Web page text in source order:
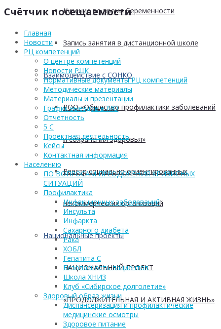
Курение во время беременности
Запись занятия в дистанционной школе
Взаимодействие с СОНКО
РОО «Общество профилактики заболеваний
и сохранения здоровья»
Реестр социально ориентированных
некоммерческих организаций
Национальные проекты
НАЦИОНАЛЬНЫЙ ПРОЕКТ
«ПРОДОЛЖИТЕЛЬНАЯ И АКТИВНАЯ ЖИЗНЬ»
Счётчик посещаемости
Главная
Новости
РЦ компетенций
О центре компетенций
Новости РЦК
Нормативные документы РЦ компетенций
Методические материалы
Материалы и презентации
График выездов в МО
Отчетность
5 С
Проектная деятельность
Кейсы
Контактная информация
Населению
ПО ВОПРОСАМ ПРЕОДОЛЕНИЯ КРИЗИСНЫХ
СИТУАЦИЙ
Профилактика
Инфекционных заболеваний
Инсульта
Инфаркта
Сахарного диабета
Рака
ХОБЛ
Гепатита С
Безопасность пациентов
Школа ХНИЗ
Клуб «Сибирское долголетие»
Здоровый образ жизни
Диспансеризация и профилактические
медицинские осмотры
Здоровое питание